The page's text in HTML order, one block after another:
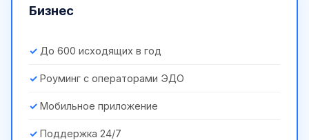
Бизнес
До 600 исходящих в год
Роуминг с операторами ЭДО
Мобильное приложение
Поддержка 24/7